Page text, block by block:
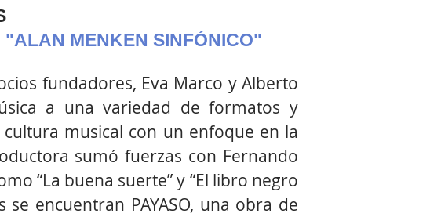
MENKEN SINFÓNICO"
fundadores, Eva Marco y Alberto
a una variedad de formatos y
musical con un enfoque en la
sumó fuerzas con Fernando
“La buena suerte” y “El libro negro
encuentran PAYASO, una obra de